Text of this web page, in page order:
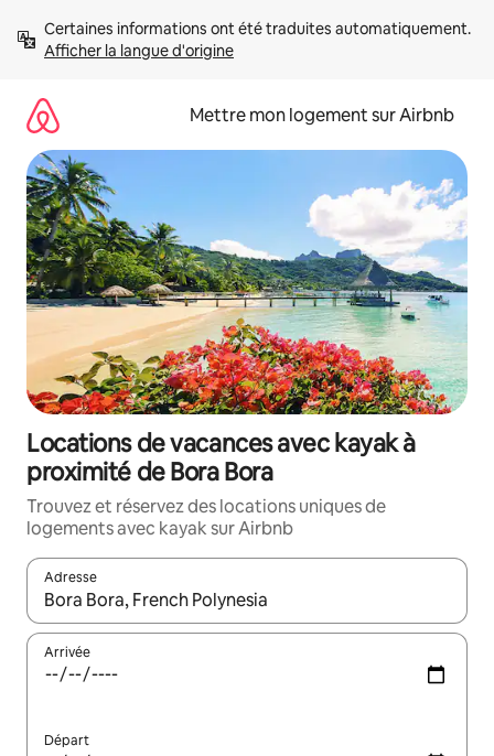
directement
Afficher la langue d'origine
Mettre mon logement sur Airbnb
Locations de vacances avec kayak à
proximité de Bora Bora
Trouvez et réservez des locations uniques de
logements avec kayak sur Airbnb
Adresse
Lorsque les résultats s'affichent, utilisez les flèches vers le
Arrivée
Départ